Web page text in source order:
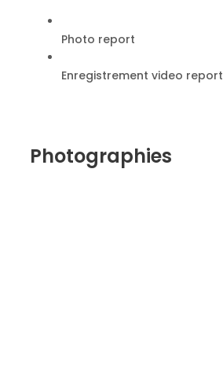
Photo report
Enregistrement video report
Photographies